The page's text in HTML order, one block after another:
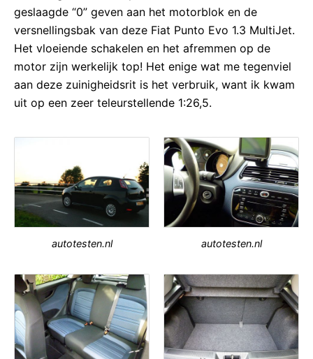
geslaagde “0” geven aan het motorblok en de
versnellingsbak van deze Fiat Punto Evo 1.3 MultiJet.
Het vloeiende schakelen en het afremmen op de
motor zijn werkelijk top! Het enige wat me tegenviel
aan deze zuinigheidsrit is het verbruik, want ik kwam
uit op een zeer teleurstellende 1:26,5.
autotesten.nl autotesten.nl